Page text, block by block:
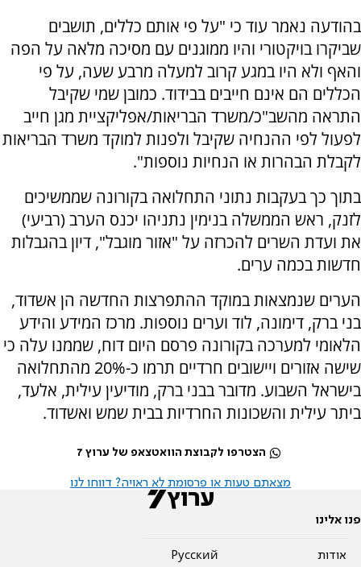
בהודעה נאמר עוד כי "על פי אותם כללים, תושבים
שביקרו בויקטורי והיו ממוגנים עם מסיכה מלאה על הפה
והאף ולא היו במגע קרוב למעלה מרבע שעה, על פי
הכללים הם אינם חייבים בבידוד. כמובן שמי שקיבל
התראה מהשב"כ/משרד הבריאות/אפליקציית מגן חייב
לפעול לפי ההנחיה שקיבל ולפנות למוקד משרד הבריאות
לקבלת הבהרות או הנחיות נוספות".
בתוך כך בעקבות נתוני התחלואה בקורונה שממשיכים
לזנק, ראש הממשלה בנימין נתניהו יכנס הערב (רביעי)
את ועדת השרים להכרזה על "אזור מוגבל", דיון בהגבלות
חדשות בכמה ערים.
הערים שנמצאות במוקד ההתפרצות החדשה הן אשדוד,
בני ברק, דימונה, לוד וערים נוספות. מרכז המידע והידע
הלאומי למערכה בקורונה פרסם היום דוח, שממנו עלה כי
שישה אזורים ויישובים חרדיים תרמו כ-20% מהתחלואה
בישראל השבוע. מדובר בבני ברק, מודיעין עילית, אלעד,
ביתר עילית והשכונות החרדיות בבית שמש ואשדוד.
הצטרפו לקבוצת הוואטצאפ של ערוץ 7
מצאתם טעות או פרסומת לא ראויה? דווחו לנו
פנו אלינו
אודות
Pусский